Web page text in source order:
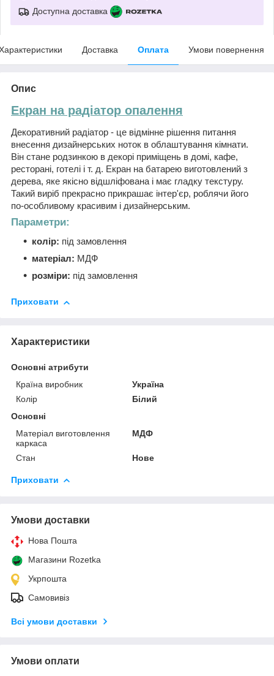
Доступна доставка
Доставка Оплата Умови повернення
Опис
Екран на радіатор опалення
Декоративний радіатор - це відмінне рішення питання
внесення дизайнерських ноток в облаштування кімнати.
Він стане родзинкою в декорі приміщень в домі, кафе,
ресторані, готелі і т. д. Екран на батарею виготовлений з
дерева, яке якісно відшліфована і має гладку текстуру.
Такий виріб прекрасно прикрашає інтер'єр, роблячи його
по-особливому красивим і дизайнерським.
Параметри:
колір: під замовлення
матеріал: МДФ
розміри: під замовлення
Приховати
Характеристики
Основні атрибути
Країна виробник
Україна
Колір
Білий
Основні
Матеріал виготовлення
каркаса
МДФ
Стан Нове
Приховати
Умови доставки
Нова Пошта
Магазини Rozetka
Укрпошта
Самовивіз
Всі умови доставки
Умови оплати